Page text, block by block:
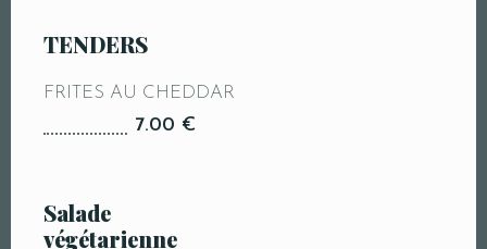
TENDERS
FRITES AU CHEDDAR
7.00 €
Salade
végétarienne
Réservation de Table